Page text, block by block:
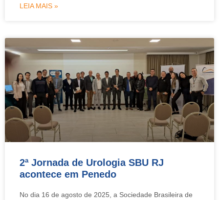
LEIA MAIS »
2ª Jornada de Urologia SBU RJ
acontece em Penedo
No dia 16 de agosto de 2025, a Sociedade Brasileira de